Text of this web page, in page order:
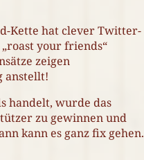
Kette hat clever Twitter-
your friends“
zeigen
anstellt!
handelt, wurde das
zu gewinnen und
kann es ganz fix gehen.